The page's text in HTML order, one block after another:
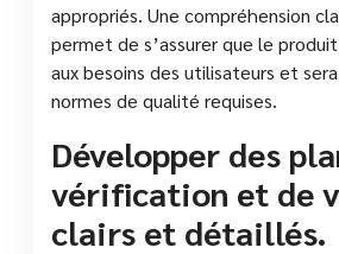
appropriés. Une compréhension
permet de s’assurer que le
aux besoins des utilisateurs et
normes de qualité requises.
Développer des
vérification et de
clairs et détaillés.